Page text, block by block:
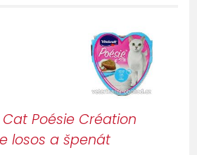
Poésie Création
losos a špenát